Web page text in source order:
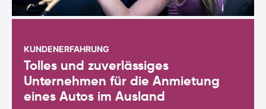
KUNDENERFAHRUNG
Tolles und zuverlässiges
Unternehmen für die Anmietung
eines Autos im Ausland